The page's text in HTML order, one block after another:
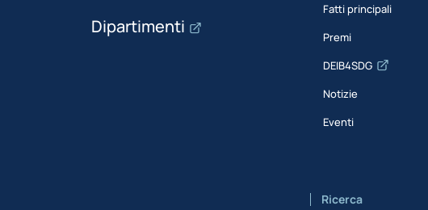
Dipartimenti
Fatti principali
Premi
DEIB4SDG
Notizie
Eventi
Ricerca